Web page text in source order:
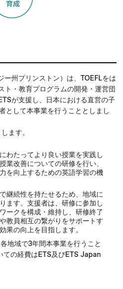
ー州プリンストン）は、TOEFLをは
ト・教育プログラムの開発・運営団
が支援し、日本における直営の子
として本事業を行うこととしまし
ます。
わたってより良い授業を実践し
業改善についての研修を行い、
を向上するための英語学習の機
継続性を持たせるため、地域に
ます。支援者は、研修に参加し
ークを構成・維持し、研修終了
教員相互の繋がりをサポートす
果の向上を目指します。
地域で3年間本事業を行うこと
ての経費はETS及びETS Japan